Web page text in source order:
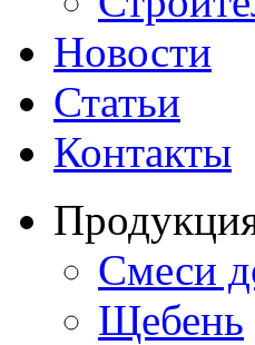
Новости
Статьи
Контакты
Смеси
Щебень